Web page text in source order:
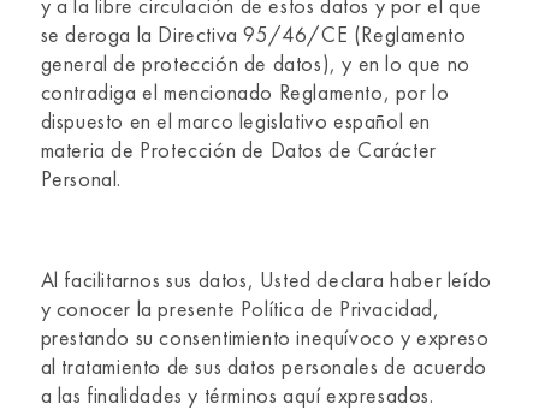
se deroga la Directiva 95/46/CE (Reglamento
general de protección de datos), y en lo que no
contradiga el mencionado Reglamento, por lo
dispuesto en el marco legislativo español en
materia de Protección de Datos de Carácter
Personal.
Al facilitarnos sus datos, Usted declara haber leído
y conocer la presente Política de Privacidad,
prestando su consentimiento inequívoco y expreso
al tratamiento de sus datos personales de acuerdo
a las finalidades y términos aquí expresados.